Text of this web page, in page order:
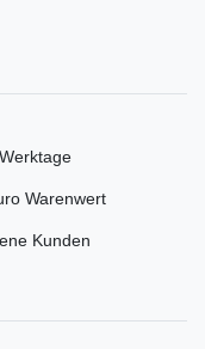
Warenwert
Kunden